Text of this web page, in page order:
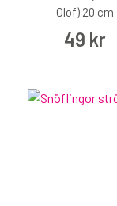
Olof) 20 cm
49 kr